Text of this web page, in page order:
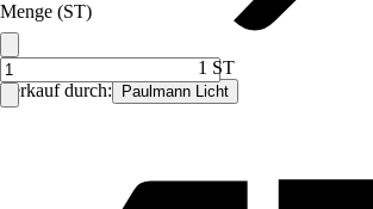
Verkauf durch: Paulmann Licht
Menge (ST)
1 ST